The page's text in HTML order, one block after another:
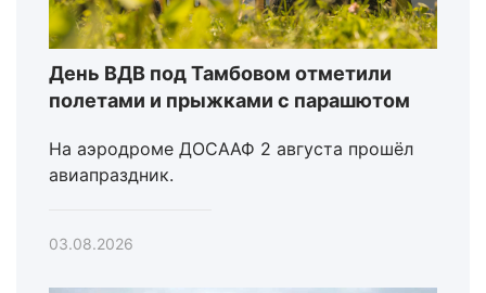
День ВДВ под Тамбовом отметили
полетами и прыжками с парашютом
На аэродроме ДОСААФ 2 августа прошёл
авиапраздник.
03.08.2026